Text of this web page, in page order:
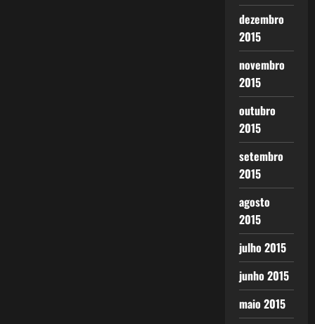
dezembro
2015
novembro
2015
outubro
2015
setembro
2015
agosto
2015
julho 2015
junho 2015
maio 2015